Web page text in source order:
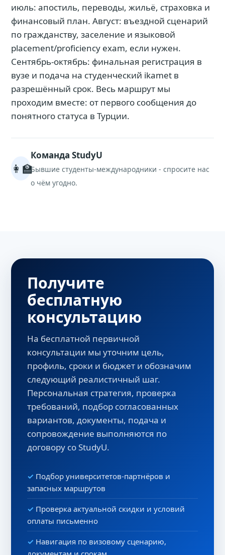
июль: апостиль, переводы, жильё, страховка и
финансовый план. Август: въездной сценарий
по гражданству, заселение и языковой
placement/proficiency exam, если нужен.
Сентябрь-октябрь: финальная регистрация в
вузе и подача на студенческий ikamet в
разрешённый срок. Весь маршрут мы
проходим вместе: от первого сообщения до
понятного статуса в Турции.
👩‍🏫
Команда StudyU
Бывшие студенты-международники - спросите нас
о чём угодно.
Получите
бесплатную
консультацию
На бесплатной первичной
консультации мы уточним цель,
профиль, сроки и бюджет и обозначим
следующий реалистичный шаг.
Персональная стратегия, проверка
требований, подбор согласованных
вариантов, документы, подача и
сопровождение выполняются по
договору со StudyU.
Подбор университетов-партнёров и
запасных маршрутов
Проверка актуальной скидки и условий
оплаты письменно
Навигация по визовому сценарию,